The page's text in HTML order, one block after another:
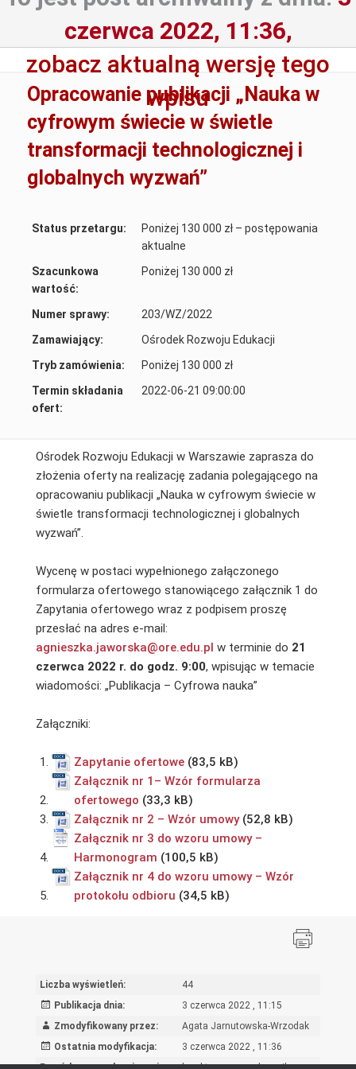
czerwca 2022, 11:36,
zobacz aktualną wersję tego
wpisu
Opracowanie publikacji „Nauka w
cyfrowym świecie w świetle
transformacji technologicznej i
globalnych wyzwań”
Status przetargu:
Poniżej 130 000 zł – postępowania
aktualne
Szacunkowa
wartość:
Poniżej 130 000 zł
Numer sprawy:
203/WZ/2022
Zamawiający:
Ośrodek Rozwoju Edukacji
Tryb zamówienia:
Poniżej 130 000 zł
Termin składania
ofert:
2022-06-21 09:00:00
Ośrodek Rozwoju Edukacji w Warszawie zaprasza do
złożenia oferty na realizację zadania polegającego na
opracowaniu publikacji „Nauka w cyfrowym świecie w
świetle transformacji technologicznej i globalnych
wyzwań”.
Wycenę w postaci wypełnionego załączonego
formularza ofertowego stanowiącego załącznik 1 do
Zapytania ofertowego wraz z podpisem proszę
przesłać na adres e-mail:
agnieszka.jaworska@ore.edu.pl w terminie do 21
czerwca 2022 r. do godz. 9:00, wpisując w temacie
wiadomości: „Publikacja – Cyfrowa nauka”
Załączniki:
Zapytanie ofertowe
Załącznik nr 1– Wzór formularza
ofertowego
Załącznik nr 2 – Wzór umowy
Załącznik nr 3 do wzoru umowy –
Harmonogram
Załącznik nr 4 do wzoru umowy – Wzór
protokołu odbioru
Liczba wyświetleń:
44
Publikacja dnia:
3 czerwca 2022 , 11:15
Zmodyfikowany przez:
Agata Jarnutowska-Wrzodak
Ostatnia modyfikacja:
3 czerwca 2022 , 11:36